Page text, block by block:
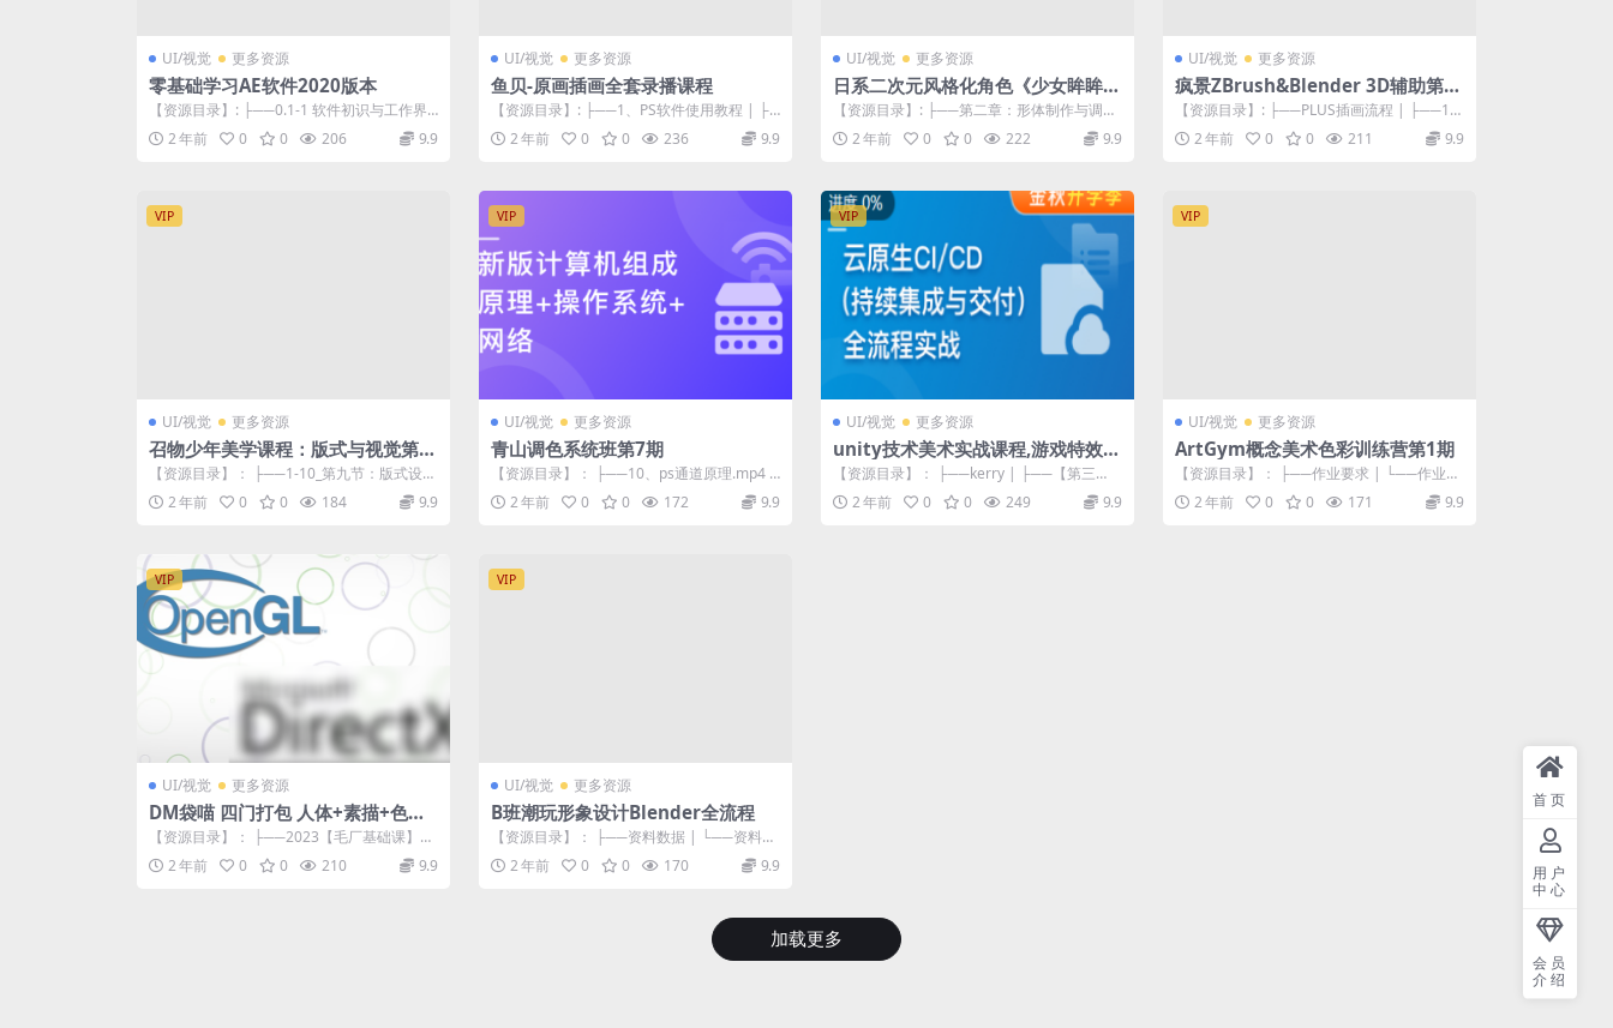
UI/视觉 更多资源
零基础学习AE软件2020版本
【资源目录】: ├──0.1-1 软件初识与工作界
面.mp4 23.99M ├─...
2 年前 0 0 206 9.9
UI/视觉 更多资源
鱼贝-原画插画全套录播课程
【资源目录】: ├──1、PS软件使用教程 | ├─
─1.ps常用画布功能.mp...
2 年前 0 0 236 9.9
UI/视觉 更多资源
日系二次元风格化角色《少女眸眸》
雕刻上色渲染制作流程教学
【资源目录】: ├──第二章：形体制作与调整
| ├──第八章：头发细化 | |...
2 年前 0 0 222 9.9
UI/视觉 更多资源
疯景ZBrush&Blender 3D辅助第6
期2022
【资源目录】: ├──PLUS插画流程 | ├──12
6-.-插画-熊猫1.mp...
2 年前 0 0 211 9.9
VIP
UI/视觉 更多资源
召物少年美学课程：版式与视觉第五
期
【资源目录】： ├──1-10_第九节：版式设计
法则与运用.mp4 472.04...
2 年前 0 0 184 9.9
VIP
UI/视觉 更多资源
青山调色系统班第7期
【资源目录】： ├──10、ps通道原理.mp4 1
29.30M ├──11、抠...
2 年前 0 0 172 9.9
VIP
UI/视觉 更多资源
unity技术美术实战课程,游戏特效培
训课程
【资源目录】： ├──kerry | ├──【第三
章】Shader基础：光照技术...
2 年前 0 0 249 9.9
VIP
UI/视觉 更多资源
ArtGym概念美术色彩训练营第1期
【资源目录】： ├──作业要求 | └──作业要
求.zip 3.91M ├──1...
2 年前 0 0 171 9.9
VIP
UI/视觉 更多资源
DM袋喵 四门打包 人体+素描+色彩
+透视
【资源目录】： ├──2023【毛厂基础课】A
档 三阶段素描与色彩课原版 | ├...
2 年前 0 0 210 9.9
VIP
UI/视觉 更多资源
B班潮玩形象设计Blender全流程
【资源目录】： ├──资料数据 | └──资料数
据.rar 5.44M ├──1...
2 年前 0 0 170 9.9
加载更多
首页
用户
中心
会员
介绍